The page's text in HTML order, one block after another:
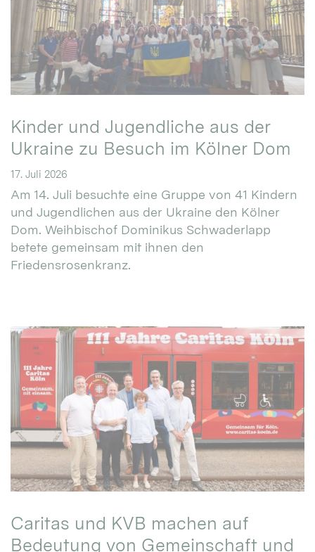
Kinder und Jugendliche aus der
Ukraine zu Besuch im Kölner Dom
17. Juli 2026
Am 14. Juli besuchte eine Gruppe von 41 Kindern
und Jugendlichen aus der Ukraine den Kölner
Dom. Weihbischof Dominikus Schwaderlapp
betete gemeinsam mit ihnen den
Friedensrosenkranz.
Caritas und KVB machen auf
Bedeutung von Gemeinschaft und